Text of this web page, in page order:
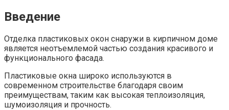
Введение
Отделка пластиковых окон снаружи в кирпичном доме
является неотъемлемой частью создания красивого и
функционального фасада.​
Пластиковые окна широко используются в
современном строительстве благодаря своим
преимуществам, таким как высокая теплоизоляция,
шумоизоляция и прочность.​